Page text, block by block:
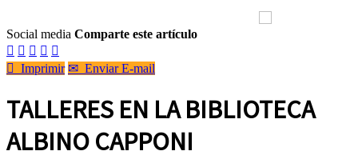
Social media Comparte este artículo
    
 Imprimir ✉ Enviar E-mail
TALLERES EN LA BIBLIOTECA
ALBINO CAPPONI